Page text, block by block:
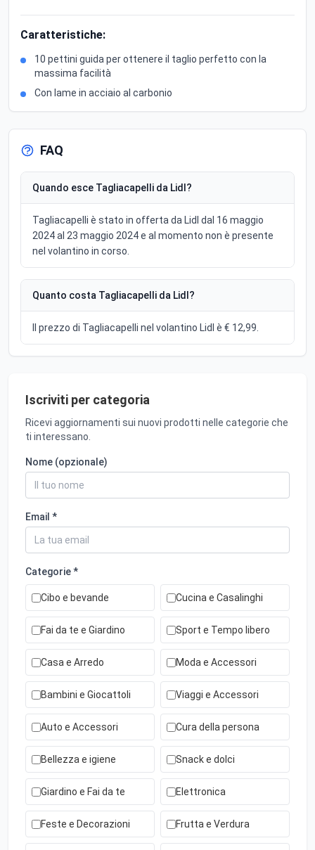
Caratteristiche:
10 pettini guida per ottenere il taglio perfetto con la
massima facilità
Con lame in acciaio al carbonio
FAQ
Quando esce Tagliacapelli da Lidl?
Tagliacapelli è stato in offerta da Lidl dal 16 maggio
2024 al 23 maggio 2024 e al momento non è presente
nel volantino in corso.
Quanto costa Tagliacapelli da Lidl?
Il prezzo di Tagliacapelli nel volantino Lidl è € 12,99.
Iscriviti per categoria
Ricevi aggiornamenti sui nuovi prodotti nelle categorie che
ti interessano.
Nome (opzionale)
Email *
Categorie *
Cibo e bevande Cucina e Casalinghi
Fai da te e Giardino Sport e Tempo libero
Casa e Arredo Moda e Accessori
Bambini e Giocattoli Viaggi e Accessori
Auto e Accessori Cura della persona
Bellezza e igiene Snack e dolci
Giardino e Fai da te Elettronica
Feste e Decorazioni Frutta e Verdura